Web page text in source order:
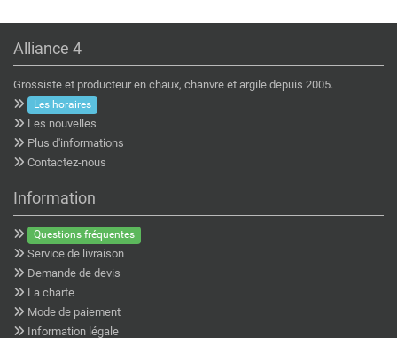
Alliance 4
Grossiste et producteur en chaux, chanvre et argile depuis 2005.
Les horaires
Les nouvelles
Plus d'informations
Contactez-nous
Information
Questions fréquentes
Service de livraison
Demande de devis
La charte
Mode de paiement
Information légale